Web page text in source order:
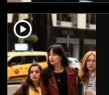
player2